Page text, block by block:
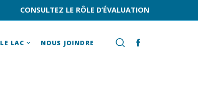
CONSULTEZ LE RÔLE D’ÉVALUATION
LE LAC NOUS JOINDRE